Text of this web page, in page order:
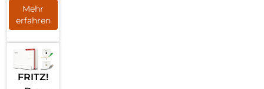
WiFi
Solo
hed
Weiß
Mehr
erfahren
FRITZ!